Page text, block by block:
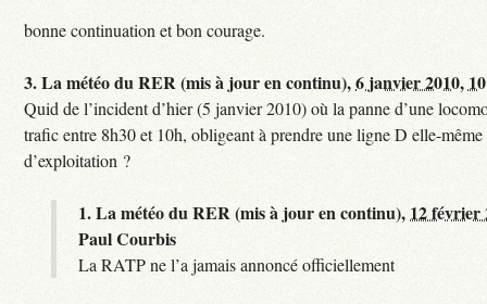
bonne continuation et bon courage.
3.La météo du RER (mis à jour en continu),6 janvier 2010,
Quid de l’incident d’hier (5 janvier 2010) où la panne d’une
trafic entre 8h30 et 10h, obligeant à prendre une ligne D elle-
d’exploitation ?
1.La météo du RER (mis à jour en continu), 12 février
Paul Courbis
La RATP ne l’a jamais annoncé officiellement